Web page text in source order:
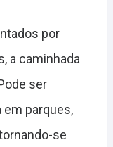
por
a caminhada
ser
em parques,
se